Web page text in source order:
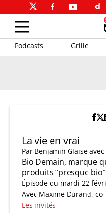
Podcasts Grille
La vie en vrai
Par Benjamin Glaise
Bio Demain, marque
produits “presque
Épisode du mardi 22
Avec Maxime Durand,
Les invités